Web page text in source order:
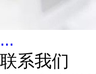
...
联系我们